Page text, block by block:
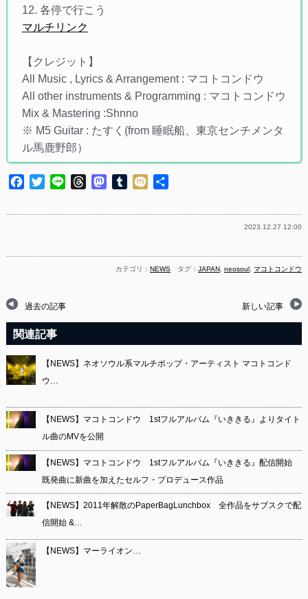
12. 各停で行こう
マルチリンク
【クレジット】
All Music , Lyrics & Arrangement : マコトコンドウ
All other instruments & Programming : マコトコンドウ
Mix & Mastering :Shnno
※ M5 Guitar : たすく(from 睡眠船、東京センチメンタ
ル馬鹿野郎）
Facebook
TwitterLine ThreadsMastodon
Tumblr
Mixi
2023.12.27 12:00
カテゴリ： NEWS タグ：JAPAN,neosoul ,マコトコンドウ
過去の記事 新しい記事
関連記事
【NEWS】ネオソウル系マルチポップ・アーティスト マコトコンド
ウ…
【NEWS】マコトコンドウ 1stフルアルバム『いききる』よりタイト
ル曲のMVを公開
【NEWS】マコトコンドウ 1stフルアルバム『いききる』配信開始
既発曲に新曲を加えたセルフ・プロデュース作品
【NEWS】2011年解散のPaperBagLunchbox 全作品をサブスクで配
信開始 &…
【NEWS】マーライオン…